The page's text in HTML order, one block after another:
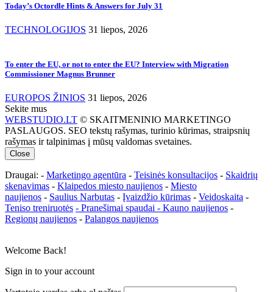
Today’s Octordle Hints & Answers for July 31
TECHNOLOGIJOS 31 liepos, 2026
To enter the EU, or not to enter the EU? Interview with Migration
Commissioner Magnus Brunner
EUROPOS ŽINIOS 31 liepos, 2026
Sekite mus
WEBSTUDIO.LT © SKAITMENINIO MARKETINGO
PASLAUGOS. SEO tekstų rašymas, turinio kūrimas, straipsnių
rašymas ir talpinimas į mūsų valdomas svetaines.
Close
Draugai: - Marketingo agentūra - Teisinės konsultacijos - Skaidrių
skenavimas - Klaipedos miesto naujienos - Miesto
naujienos - Saulius Narbutas - Įvaizdžio kūrimas - Veidoskaita -
Teniso treniruotės - Pranešimai spaudai - Kauno naujienos -
Regionų naujienos - Palangos naujienos
Welcome Back!
Sign in to your account